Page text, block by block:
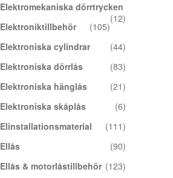
Elektromekaniska dörrtrycken
(12)
Elektroniktillbehör
(105)
Elektroniska cylindrar
(44)
Elektroniska dörrlås
(83)
Elektroniska hänglås
(21)
Elektroniska skåplås
(6)
Elinstallationsmaterial
(111)
Ellås
(90)
Ellås & motorlåstillbehör (123)